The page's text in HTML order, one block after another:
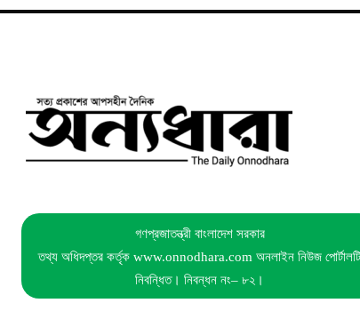
গণপ্রজাতন্ত্রী বাংলাদেশ সরকার
তথ্য অধিদপ্তর কর্তৃক www.onnodhara.com অনলাইন নিউজ পোর্টালটি
নিবন্ধিত। নিবন্ধন নং– ৮২।